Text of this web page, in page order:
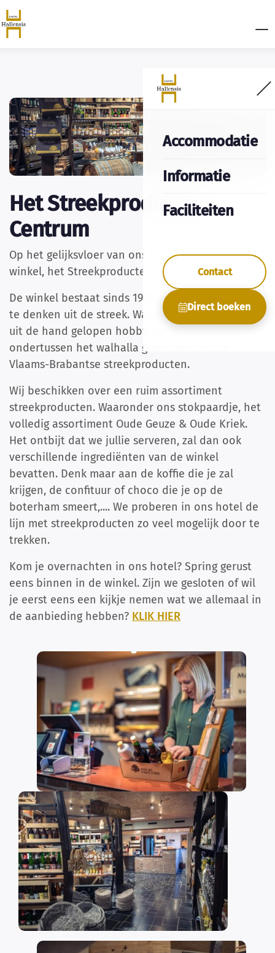
Accommodatie
Informatie
Faciliteiten
Contact
Direct boeken
Het Streekproducten
Centrum
Op het gelijksvloer van ons hotel vind je onze
winkel, het Streekproducten Centrum, terug.
De winkel bestaat sinds 1995 en is niet meer weg
te denken uit de streek. Wat ooit begon als een
uit de hand gelopen hobby van wijn maken is
ondertussen het walhalla geworden van de
Vlaams-Brabantse streekproducten.
Wij beschikken over een ruim assortiment
streekproducten. Waaronder ons stokpaardje, het
volledig assortiment Oude Geuze & Oude Kriek.
Het ontbijt dat we jullie serveren, zal dan ook
verschillende ingrediënten van de winkel
bevatten. Denk maar aan de koffie die je zal
krijgen, de confituur of choco die je op de
boterham smeert,.... We proberen in ons hotel de
lijn met streekproducten zo veel mogelijk door te
trekken.
Kom je overnachten in ons hotel? Spring gerust
eens binnen in de winkel. Zijn we gesloten of wil
je eerst eens een kijkje nemen wat we allemaal in
de aanbieding hebben? KLIK HIER